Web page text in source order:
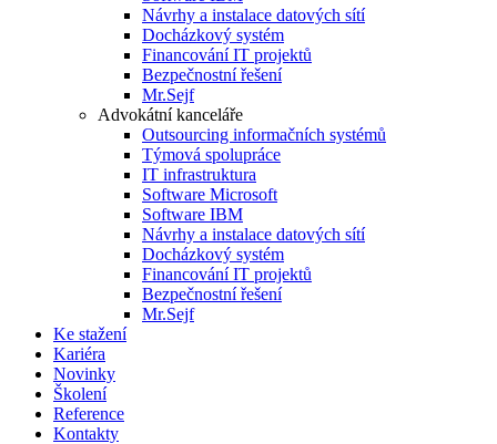
Návrhy a instalace datových sítí
Docházkový systém
Financování IT projektů
Bezpečnostní řešení
Mr.Sejf
Advokátní kanceláře
Outsourcing informačních systémů
Týmová spolupráce
IT infrastruktura
Software Microsoft
Software IBM
Návrhy a instalace datových sítí
Docházkový systém
Financování IT projektů
Bezpečnostní řešení
Mr.Sejf
Ke stažení
Kariéra
Novinky
Školení
Reference
Kontakty